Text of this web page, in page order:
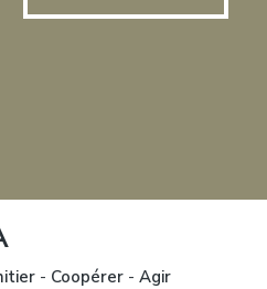
- Coopérer- Agir